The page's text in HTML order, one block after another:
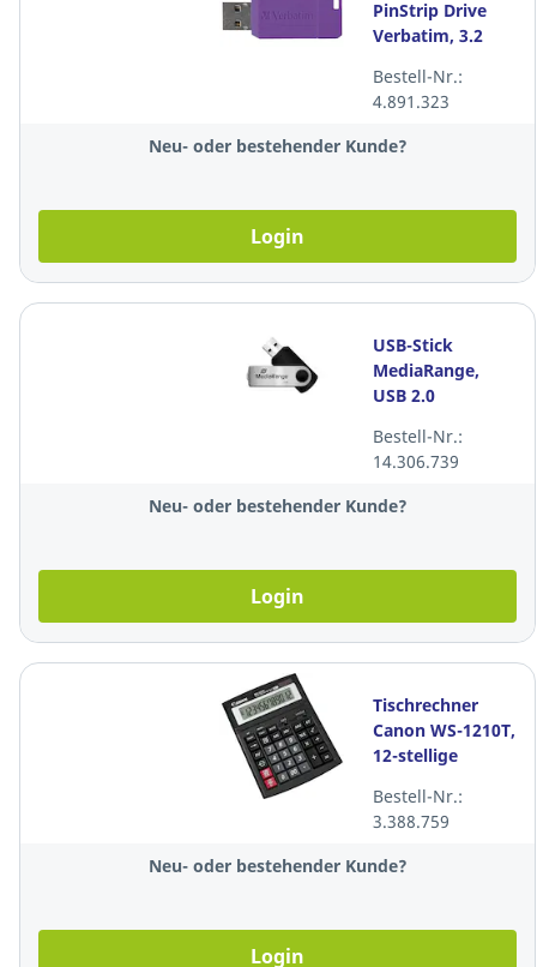
PinStrip Drive
Verbatim, 3.2
Bestell-Nr.:
4.891.323
Neu- oder bestehender Kunde?
Login
USB-Stick
MediaRange,
USB 2.0
4GB
Speicherkapazität,
schwarz
Bestell-Nr.:
14.306.739
Neu- oder bestehender Kunde?
Login
Tischrechner
Canon WS-1210T,
12-stellige
Bestell-Nr.:
3.388.759
Neu- oder bestehender Kunde?
Login